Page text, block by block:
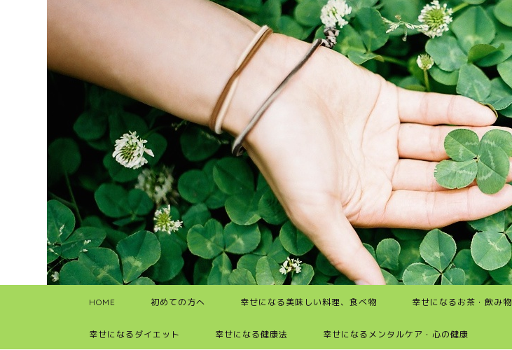
HOME 初めての方へ 幸せになる美味しい料理、食べ物 幸せになるお茶・飲み物
幸せになるダイエット 幸せになる健康法 幸せになるメンタルケア・心の健康